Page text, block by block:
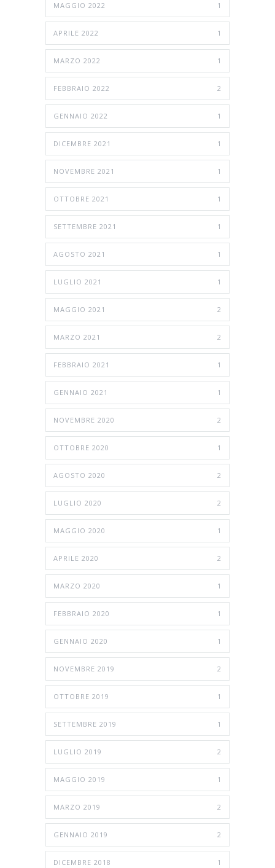
MAGGIO 2022 1
APRILE 2022 1
MARZO 2022 1
FEBBRAIO 2022 2
GENNAIO 2022 1
DICEMBRE 2021 1
NOVEMBRE 2021 1
OTTOBRE 2021 1
SETTEMBRE 2021 1
AGOSTO 2021 1
LUGLIO 2021 1
MAGGIO 2021 2
MARZO 2021 2
FEBBRAIO 2021 1
GENNAIO 2021 1
NOVEMBRE 2020 2
OTTOBRE 2020 1
AGOSTO 2020 2
LUGLIO 2020 2
MAGGIO 2020 1
APRILE 2020 2
MARZO 2020 1
FEBBRAIO 2020 1
GENNAIO 2020 1
NOVEMBRE 2019 2
OTTOBRE 2019 1
SETTEMBRE 2019 1
LUGLIO 2019 2
MAGGIO 2019 1
MARZO 2019 2
GENNAIO 2019 2
DICEMBRE 2018 1